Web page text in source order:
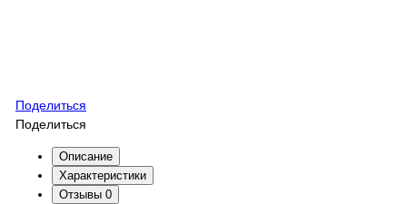
Поделиться
Поделиться
Описание
Характеристики
Отзывы 0